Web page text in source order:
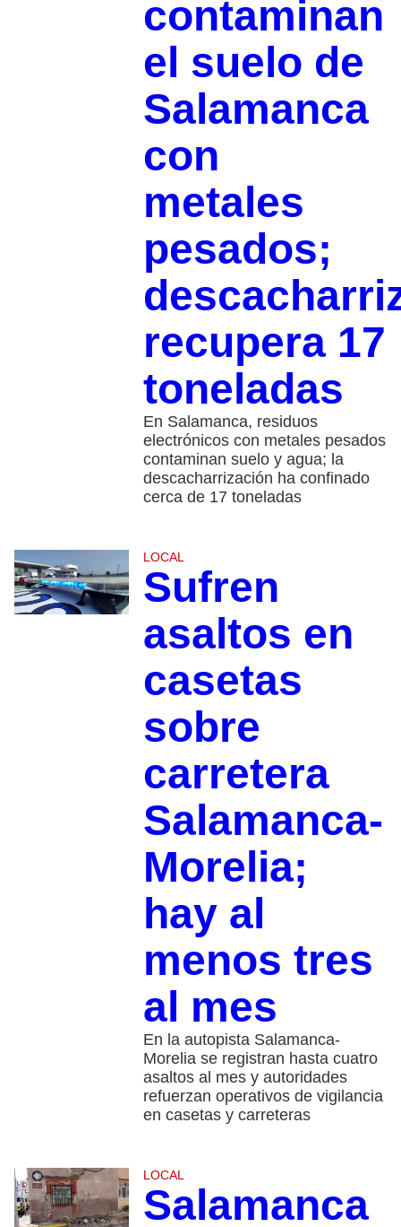
contaminan
el suelo de
Salamanca
con
metales
pesados;
recupera 17
toneladas
En Salamanca, residuos
electrónicos con metales pesados
contaminan suelo y agua; la
descacharrización ha confinado
cerca de 17 toneladas
LOCAL
Sufren
asaltos en
casetas
sobre
carretera
Salamanca-
Morelia;
hay al
menos tres
al mes
En la autopista Salamanca-
Morelia se registran hasta cuatro
asaltos al mes y autoridades
refuerzan operativos de vigilancia
en casetas y carreteras
LOCAL
Salamanca